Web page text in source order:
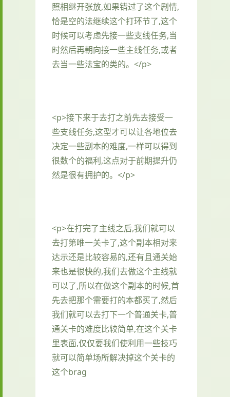
照相继开张放,如果错过了这个剧情,
恰是空的法继续这个打环节了,这个
时候可以考虑先接一些支线任务,当
时然后再朝向接一些主线任务,或者
去当一些法宝的类的。</p>
<p>接下来于去打之前先去接受一
些支线任务,这型才可以让各地位去
决定一些副本的难度,一样可以得到
很数个的福利,这点对于前期提升仍
然是很有拥护的。</p>
<p>在打完了主线之后,我们就可以
去打第唯一关卡了,这个副本相对来
达示还是比较容易的,还有且通关始
来也是很快的,我们去做这个主线就
可以了,所以在做这个副本的时候,首
先去把那个需要打的本都买了,然后
我们就可以去打下一个普通关卡,普
通关卡的难度比较简单,在这个关卡
里表面,仅仅要我们使利用一些技巧
就可以简单场所解决掉这个关卡的
这个brag